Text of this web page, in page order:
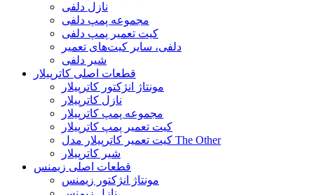
نازل دلفی
مجموعه پمپ دلفی
کیت تعمیر پمپ دلفی
دلفی، سایر کیت‌های تعمیر
شیر دلفی
قطعات اصلی کاترپیلار
مونتاژ انژکتور کاترپیلار
نازل کاترپیلار
مجموعه پمپ کاترپیلار
کیت تعمیر پمپ کاترپیلار
کیت تعمیر کاترپیلار مدل The Other
شیر کاترپیلار
قطعات اصلی زیمنس
مونتاژ انژکتور زیمنس